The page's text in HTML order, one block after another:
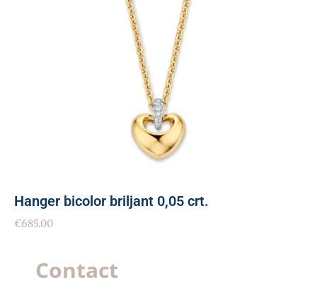
Hanger bicolor briljant 0,05 crt.
€685.00
Contact